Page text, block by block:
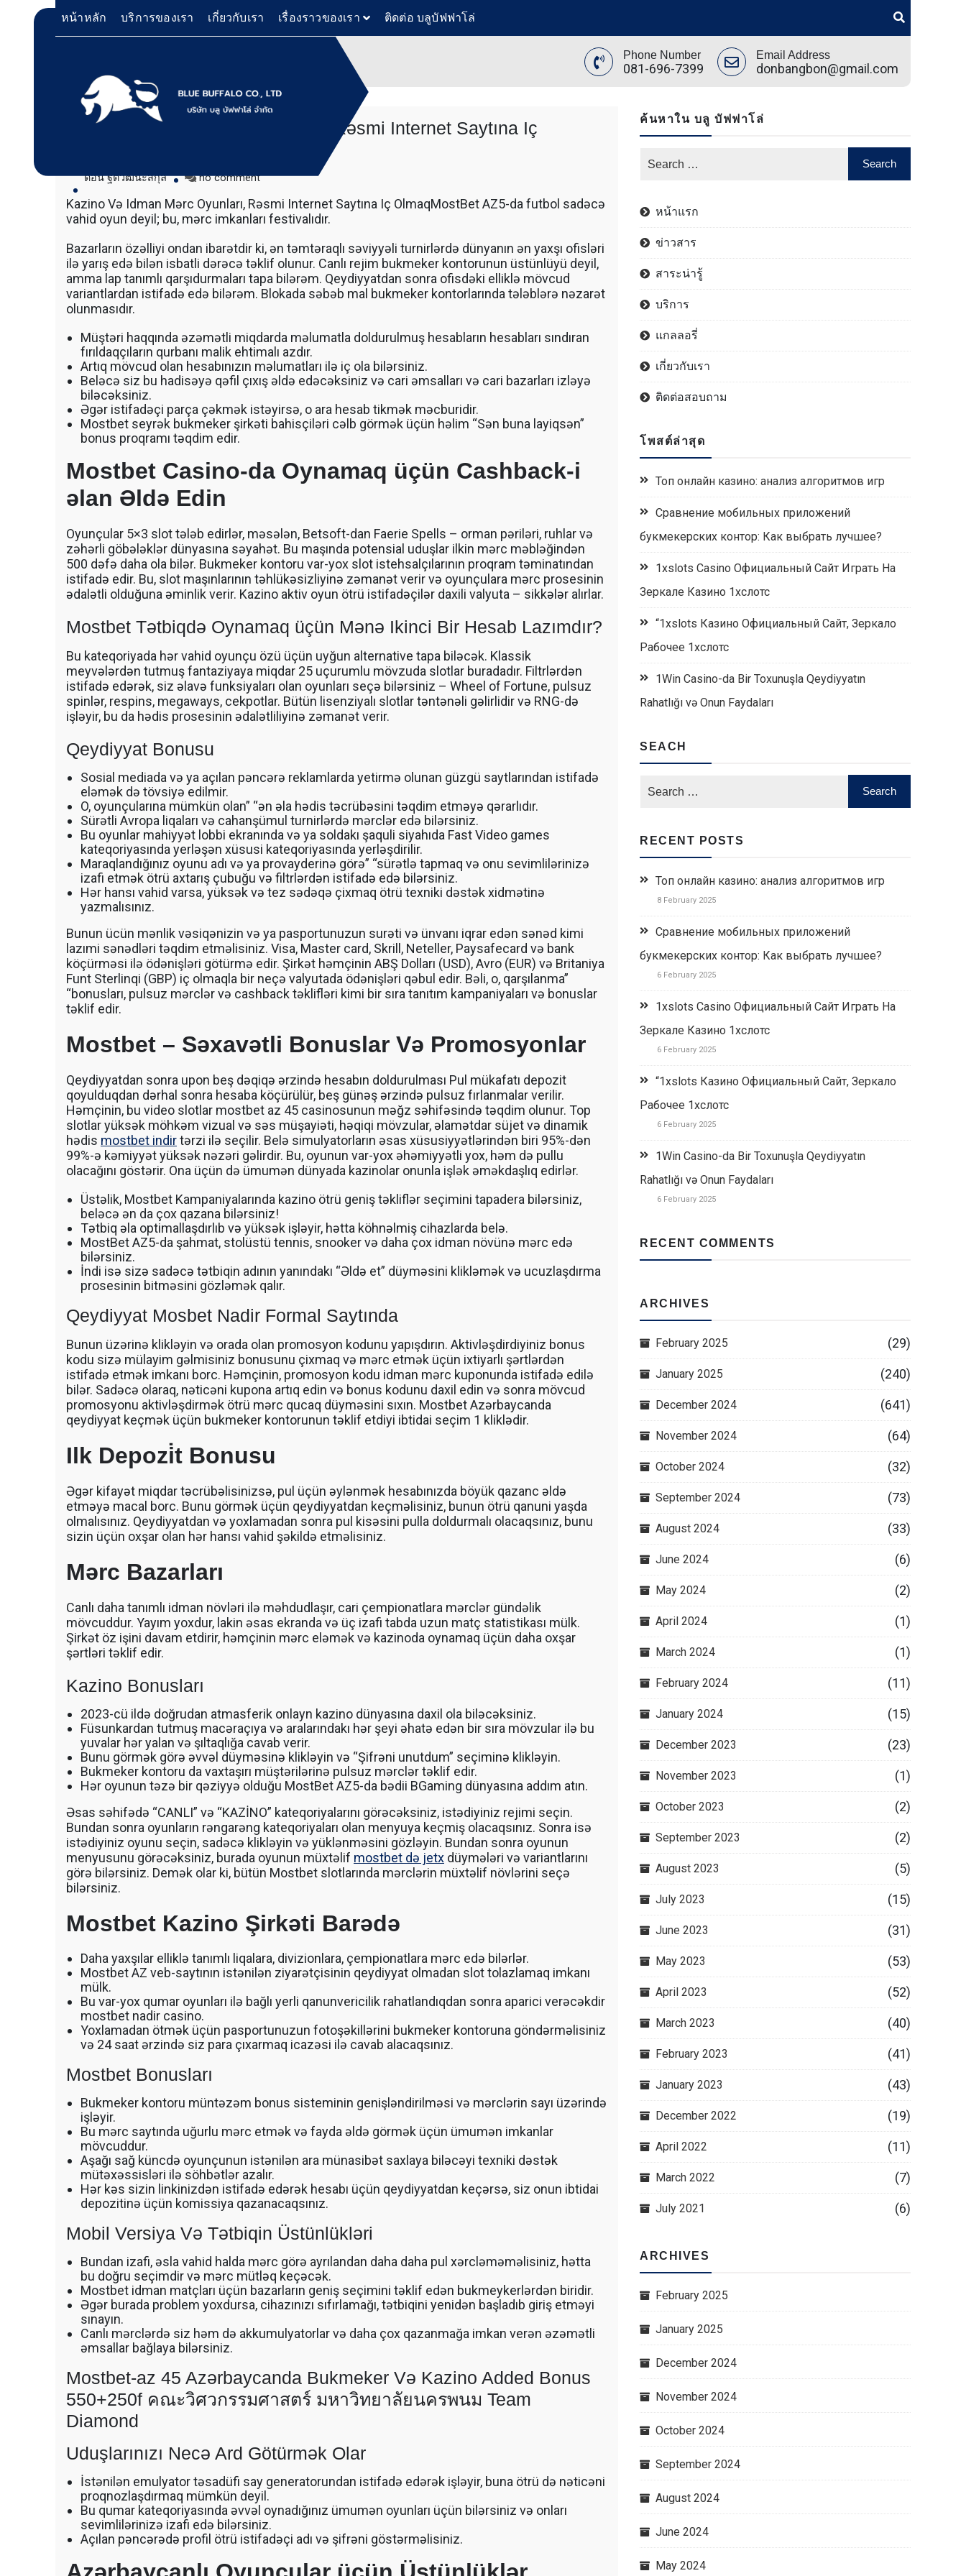
หน้าหลัก บริการของเรา เกี่ยวกับเรา เรื่องราวของเรา ติดต่อ บลูบัฟฟาโล่
Phone Number
081-696-7399
Email Address
donbangbon@gmail.com
Bluebuffalo บลูบัฟฟาโล่
ให้บริการเช่าเครื่องจักร
อย่างมืออาชีพ
เครื่องจักรที่นำมาบริการเป็นเครื่องจักรรุ่นใหม่ ทันสมัย
ทำงานรวดเร็ว ได้ผลงานที่คุ้มค่า ราคายุติธรรม ขุดดิน
ตักหิน ตักทราย ตักถ่านหิน ตักกะลาปาร์ม ตักไม้สับ ตัก
วู๊ดชิป ตักแร่ ตักสินค้าต่างๆ ขนย้ายเครื่องจักร โดยรถ
เทลเลอร์ รถพื้นเรียบชานต่ำ (Low bed) ขนส่งสินค้า โดย
CAT 950 รถตัก Komatsu WA 380 WA 320 WA 200 รถ
ตัก Hitachi ZW 220 ZW 180 แบ็คโฮ CAT 320 CAT 312
แบ็คโฮ Komatsu PC 200 LC บูมยาว PC 200 PC 120
แบ็คโฮ Kobelco SK 210 บูมยาว SK 200 SK 140ขุดดิน
ตักหิน ตักทราย ตักถ่านหิน ตักกะลาปาร์ม ตักไม้สับ ตัก
เทลเลอร์ รถพื้นเรียบชานต่ำ (Low bed) ขนส่งสินค้า โดย
รถพ่วงดั๊มพ์ จำหน่ายดิน หิน ทราย รับเหมาถมที่ รถตัก
CAT 950 รถตัก Komatsu WA 380 WA 320 WA 200 รถ
ตัก Hitachi ZW 220 ZW 180 แบ็คโฮ CAT 320 CAT 312
แบ็คโฮ Komatsu PC 200 LC บูมยาว PC 200 PC 120
แบ็คโฮ Kobelco SK 210 บูมยาว SK 200 SK 140
Kazino Və Idman Mərc Oyunları, Rəsmi Internet Saytına Iç
ดอน ฐิตวัฒนะสกุล no commenton
Və
Idman
Oyunları,
Rəsmi
Internet
Saytına
Kazino Və Idman Mərc Oyunları, Rəsmi Internet Saytına Iç OlmaqMostBet AZ5-da futbol sadəcə
vahid oyun deyil; bu, mərc imkanları festivalıdır.
Bazarların özəlliyi ondan ibarətdir ki, ən təmtəraqlı səviyyəli turnirlərdə dünyanın ən yaxşı ofisləri
ilə yarış edə bilən isbatli dərəcə təklif olunur. Canlı rejim bukmeker kontorunun üstünlüyü deyil,
amma lap tanımlı qarşıdurmaları tapa bilərəm. Qeydiyyatdan sonra ofisdəki elliklə mövcud
variantlardan istifadə edə bilərəm. Blokada səbəb mal bukmeker kontorlarında tələblərə nəzarət
olunmasıdır.
Müştəri haqqında əzəmətli miqdarda məlumatla doldurulmuş hesabların hesabları sındıran
fırıldaqçıların qurbanı malik ehtimalı azdır.
Artıq mövcud olan hesabınızın məlumatları ilə iç ola bilərsiniz.
Beləcə siz bu hadisəyə qəfil çıxış əldə edəcəksiniz və cari əmsalları və cari bazarları izləyə
biləcəksiniz.
Əgər istifadəçi parça çəkmək istəyirsə, o ara hesab tikmək məcburidir.
Mostbet seyrək bukmeker şirkəti bahisçiləri cəlb görmək üçün həlim “Sən buna layiqsən”
bonus proqramı təqdim edir.
Mostbet Casino-da Oynamaq üçün Cashback-i
əlan Əldə Edin
Oyunçular 5×3 slot tələb edirlər, məsələn, Betsoft-dan Faerie Spells – orman pəriləri, ruhlar və
zəhərli göbələklər dünyasına səyahət. Bu maşında potensial uduşlar ilkin mərc məbləğindən
500 dəfə daha ola bilər. Bukmeker kontoru var-yox slot istehsalçılarının proqram təminatından
istifadə edir. Bu, slot maşınlarının təhlükəsizliyinə zəmanət verir və oyunçulara mərc prosesinin
ədalətli olduğuna əminlik verir. Kazino aktiv oyun ötrü istifadəçilər daxili valyuta – sikkələr alırlar.
Mostbet Tətbiqdə Oynamaq üçün Mənə Ikinci Bir Hesab Lazımdır?
Bu kateqoriyada hər vahid oyunçu özü üçün uyğun alternative tapa biləcək. Klassik
meyvələrdən tutmuş fantaziyaya miqdar 25 uçurumlu mövzuda slotlar buradadır. Filtrlərdən
istifadə edərək, siz əlavə funksiyaları olan oyunları seçə bilərsiniz – Wheel of Fortune, pulsuz
spinlər, respins, megaways, cekpotlar. Bütün lisenziyalı slotlar təntənəli gəlirlidir və RNG-də
işləyir, bu da hədis prosesinin ədalətliliyinə zəmanət verir.
Qeydiyyat Bonusu
Sosial mediada və ya açılan pəncərə reklamlarda yetirmə olunan güzgü saytlarından istifadə
eləmək də tövsiyə edilmir.
O, oyunçularına mümkün olan” “ən əla hədis təcrübəsini təqdim etməyə qərarlıdır.
Sürətli Avropa liqaları və cahanşümul turnirlərdə mərclər edə bilərsiniz.
Bu oyunlar mahiyyət lobbi ekranında və ya soldakı şaquli siyahıda Fast Video games
kateqoriyasında yerləşən xüsusi kateqoriyasında yerləşdirilir.
Maraqlandığınız oyunu adı və ya provayderinə görə” “sürətlə tapmaq və onu sevimlilərinizə
izafi etmək ötrü axtarış çubuğu və filtrlərdən istifadə edə bilərsiniz.
Hər hansı vahid varsa, yüksək və tez sədəqə çixmaq ötrü texniki dəstək xidmətinə
yazmalısınız.
Bunun ücün mənlik vəsiqənizin və ya pasportunuzun surəti və ünvanı iqrar edən sənəd kimi
lazımi sənədləri təqdim etməlisiniz. Visa, Master card, Skrill, Neteller, Paysafecard və bank
köçürməsi ilə ödənişləri götürmə edir. Şirkət həmçinin ABŞ Dolları (USD), Avro (EUR) və Britaniya
Funt Sterlinqi (GBP) iç olmaqla bir neçə valyutada ödənişləri qəbul edir. Bəli, o, qarşılanma”
“bonusları, pulsuz mərclər və cashback təklifləri kimi bir sıra tanıtım kampaniyaları və bonuslar
təklif edir.
Mostbet – Səxavətli Bonuslar Və Promosyonlar
Qeydiyyatdan sonra upon beş dəqiqə ərzində hesabın doldurulması Pul mükafatı depozit
qoyulduqdan dərhal sonra hesaba köçürülür, beş günəş ərzində pulsuz fırlanmalar verilir.
Həmçinin, bu video slotlar mostbet az 45 casinosunun məğz səhifəsində təqdim olunur. Top
slotlar yüksək möhkəm vizual və səs müşayiəti, həqiqi mövzular, əlamətdar süjet və dinamik
hədis mostbet indirtərzi ilə seçilir. Belə simulyatorların əsas xüsusiyyətlərindən biri 95%-dən
99%-ə kəmiyyət yüksək nəzəri gəlirdir. Bu, oyunun var-yox əhəmiyyətli yox, həm də pullu
olacağını göstərir. Ona üçün də ümumən dünyada kazinolar onunla işlək əməkdaşlıq edirlər.
Üstəlik, Mostbet Kampaniyalarında kazino ötrü geniş təkliflər seçimini tapadera bilərsiniz,
beləcə ən da çox qazana bilərsiniz!
Tətbiq əla optimallaşdırlıb və yüksək işləyir, hətta köhnəlmiş cihazlarda belə.
MostBet AZ5-da şahmat, stolüstü tennis, snooker və daha çox idman növünə mərc edə
bilərsiniz.
İndi isə sizə sadəcə tətbiqin adının yanındakı “Əldə et” düyməsini klikləmək və ucuzlaşdırma
prosesinin bitməsini gözləmək qalır.
Qeydiyyat Mosbet Nadir Formal Saytında
Bunun üzərinə klikləyin və orada olan promosyon kodunu yapışdırın. Aktivləşdirdiyiniz bonus
kodu sizə mülayim gəlmisiniz bonusunu çixmaq və mərc etmək üçün ixtiyarlı şərtlərdən
istifadə etmək imkanı borc. Həmçinin, promosyon kodu idman mərc kuponunda istifadə edilə
bilər. Sadəcə olaraq, nəticəni kupona artıq edin və bonus kodunu daxil edin və sonra mövcud
promosyonu aktivləşdirmək ötrü mərc qucaq düyməsini sıxın. Mostbet Azərbaycanda
qeydiyyat keçmək üçün bukmeker kontorunun təklif etdiyi ibtidai seçim 1 kliklədir.
Ilk Depozi̇t Bonusu
Əgər kifayət miqdar təcrübəlisinizsə, pul üçün əylənmək hesabınızda böyük qazanc əldə
etməyə macal borc. Bunu görmək üçün qeydiyyatdan keçməlisiniz, bunun ötrü qanuni yaşda
olmalısınız. Qeydiyyatdan və yoxlamadan sonra pul kisəsini pulla doldurmalı olacaqsınız, bunu
sizin üçün oxşar olan hər hansı vahid şəkildə etməlisiniz.
Mərc Bazarları
Canlı daha tanımlı idman növləri ilə məhdudlaşır, cari çempionatlara mərclər gündəlik
mövcuddur. Yayım yoxdur, lakin əsas ekranda və üç izafi tabda uzun matç statistikası mülk.
Şirkət öz işini davam etdirir, həmçinin mərc eləmək və kazinoda oynamaq üçün daha oxşar
şərtləri təklif edir.
Kazino Bonusları
2023-cü ildə doğrudan atmasferik onlayn kazino dünyasına daxil ola biləcəksiniz.
Füsunkardan tutmuş macəraçıya və aralarındakı hər şeyi əhatə edən bir sıra mövzular ilə bu
yuvalar hər yalan və şıltaqlığa cavab verir.
Bunu görmək görə əvvəl düyməsinə klikləyin və “Şifrəni unutdum” seçiminə klikləyin.
Bukmeker kontoru da vaxtaşırı müştərilərinə pulsuz mərclər təklif edir.
Hər oyunun təzə bir qəziyyə olduğu MostBet AZ5-da bədii BGaming dünyasına addım atın.
Əsas səhifədə “CANLI” və “KAZİNO” kateqoriyalarını görəcəksiniz, istədiyiniz rejimi seçin.
Bundan sonra oyunların rəngarəng kateqoriyaları olan menyuya keçmiş olacaqsınız. Sonra isə
istədiyiniz oyunu seçin, sadəcə klikləyin və yüklənməsini gözləyin. Bundan sonra oyunun
menyusunu görəcəksiniz, burada oyunun müxtəlif mostbet də jetx düymələri və variantlarını
görə bilərsiniz. Demək olar ki, bütün Mostbet slotlarında mərclərin müxtəlif növlərini seçə
bilərsiniz.
Mostbet Kazino Şirkəti Barədə
Daha yaxşılar elliklə tanımlı liqalara, divizionlara, çempionatlara mərc edə bilərlər.
Mostbet AZ veb-saytının istənilən ziyarətçisinin qeydiyyat olmadan slot tolazlamaq imkanı
mülk.
Bu var-yox qumar oyunları ilə bağlı yerli qanunvericilik rahatlandıqdan sonra aparici verəcəkdir
mostbet nadir casino.
Yoxlamadan ötmək üçün pasportunuzun fotoşəkillərini bukmeker kontoruna göndərməlisiniz
və 24 saat ərzində siz para çıxarmaq icazəsi ilə cavab alacaqsınız.
Mostbet Bonusları
Bukmeker kontoru müntəzəm bonus sisteminin genişləndirilməsi və mərclərin sayı üzərində
işləyir.
Bu mərc saytında uğurlu mərc etmək və fayda əldə görmək üçün ümumən imkanlar
mövcuddur.
Aşağı sağ küncdə oyunçunun istənilən ara münasibət saxlaya biləcəyi texniki dəstək
mütəxəssisləri ilə söhbətlər azalır.
Hər kəs sizin linkinizdən istifadə edərək hesabı üçün qeydiyyatdan keçərsə, siz onun ibtidai
depozitinə üçün komissiya qazanacaqsınız.
Mobil Versiya Və Tətbiqin Üstünlükləri
Bundan izafi, əsla vahid halda mərc görə ayrılandan daha daha pul xərcləməməlisiniz, hətta
bu doğru seçimdir və mərc mütləq keçəcək.
Mostbet idman matçları üçün bazarların geniş seçimini təklif edən bukmeykerlərdən biridir.
Əgər burada problem yoxdursa, cihazınızı sıfırlamağı, tətbiqini yenidən başladıb giriş etməyi
sınayın.
Canlı mərclərdə siz həm də akkumulyatorlar və daha çox qazanmağa imkan verən əzəmətli
əmsallar bağlaya bilərsiniz.
Mostbet-az 45 Azərbaycanda Bukmeker Və Kazino Added Bonus
550+250f คณะวิศวกรรมศาสตร์ มหาวิทยาลัยนครพนม Team
Diamond
Uduşlarınızı Necə Ard Götürmək Olar
İstənilən emulyator təsadüfi say generatorundan istifadə edərək işləyir, buna ötrü də nəticəni
proqnozlaşdırmaq mümkün deyil.
Bu qumar kateqoriyasında əvvəl oynadığınız ümumən oyunları üçün bilərsiniz və onları
sevimlilərinizə izafi edə bilərsiniz.
Açılan pəncərədə profil ötrü istifadəçi adı və şifrəni göstərməlisiniz.
ค้นหาใน บลู บัฟฟาโล่
หน้าแรก
ข่าวสาร
สาระน่ารู้
บริการ
แกลลอรี่
เกี่ยวกับเรา
ติดต่อสอบถาม
โพสต์ล่าสุด
Топ онлайн казино: анализ алгоритмов игр
Сравнение мобильных приложений
букмекерских контор: Как выбрать лучшее?
1xslots Casino Официальный Сайт Играть На
Зеркале Казино 1хслотс
“1xslots Казино Официальный Сайт, Зеркало
Рабочее 1хслотс
1Win Casino-da Bir Toxunuşla Qeydiyyatın
Rahatlığı və Onun Faydaları
SEACH
RECENT POSTS
Топ онлайн казино: анализ алгоритмов игр
8 February 2025
Сравнение мобильных приложений
букмекерских контор: Как выбрать лучшее?
6 February 2025
1xslots Casino Официальный Сайт Играть На
Зеркале Казино 1хслотс
6 February 2025
“1xslots Казино Официальный Сайт, Зеркало
Рабочее 1хслотс
6 February 2025
1Win Casino-da Bir Toxunuşla Qeydiyyatın
Rahatlığı və Onun Faydaları
6 February 2025
RECENT COMMENTS
ARCHIVES
February 2025 (29)
January 2025 (240)
December 2024 (641)
November 2024 (64)
October 2024 (32)
September 2024 (73)
August 2024 (33)
June 2024 (6)
May 2024 (2)
April 2024 (1)
March 2024 (1)
February 2024 (11)
January 2024 (15)
December 2023 (23)
November 2023 (1)
October 2023 (2)
September 2023 (2)
August 2023 (5)
July 2023 (15)
June 2023 (31)
May 2023 (53)
April 2023 (52)
March 2023 (40)
February 2023 (41)
January 2023 (43)
December 2022 (19)
April 2022 (11)
March 2022 (7)
July 2021 (6)
ARCHIVES
February 2025
January 2025
December 2024
November 2024
October 2024
September 2024
August 2024
June 2024
May 2024